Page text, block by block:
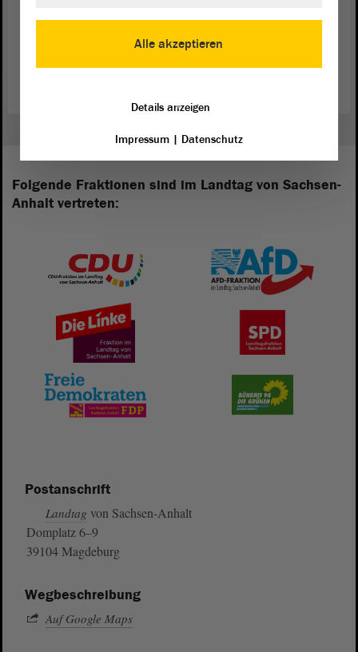
Dokumentation zur „Meile der Demokratie“ (PDF)
Folgende Fraktionen sind im Landtag von Sachsen-
Anhalt vertreten:
Postanschrift
Landtag von Sachsen-Anhalt
Domplatz 6–9
39104 Magdeburg
Wegbeschreibung
Auf Google Maps
Alle akzeptieren
Details anzeigen
Impressum| Datenschutz